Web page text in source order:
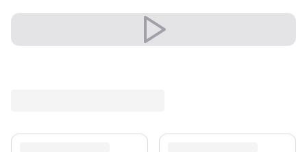
Ein zeitloser Schatz für Ihr Zuhause.
unsererTeppich-Kollektion